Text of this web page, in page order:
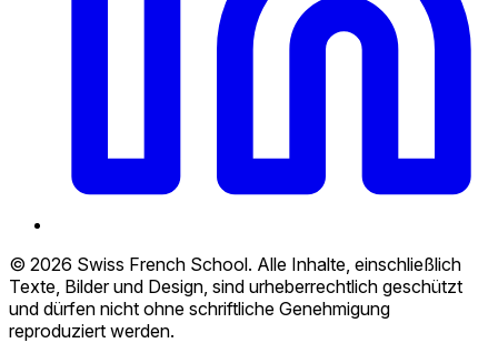
© 2026 Swiss French School. Alle Inhalte, einschließlich
Texte, Bilder und Design, sind urheberrechtlich geschützt
und dürfen nicht ohne schriftliche Genehmigung
reproduziert werden.